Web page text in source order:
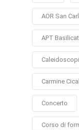
AOR San
APT
Carmine
Concerto
Corso di